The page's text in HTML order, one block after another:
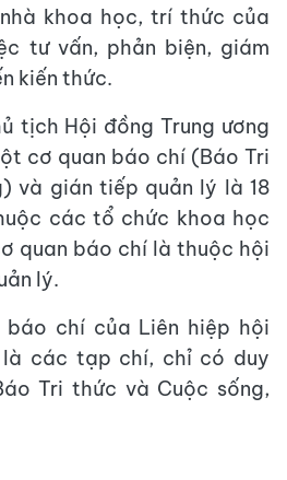
khoa học, trí thức của
tư vấn, phản biện, giám
kiến thức.
tịch Hội đồng Trung ương
cơ quan báo chí (Báo Tri
và gián tiếp quản lý là 18
các tổ chức khoa học
quan báo chí là thuộc hội
lý.
chí của Liên hiệp hội
là các tạp chí, chỉ có duy
Tri thức và Cuộc sống,